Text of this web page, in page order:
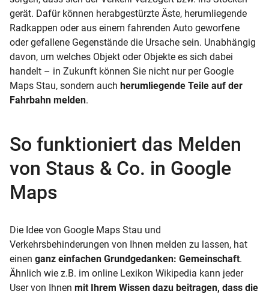
gerät. Dafür können herabgestürzte Äste, herumliegende
Radkappen oder aus einem fahrenden Auto geworfene
oder gefallene Gegenstände die Ursache sein. Unabhängig
davon, um welches Objekt oder Objekte es sich dabei
handelt – in Zukunft können Sie nicht nur per Google
Maps Stau, sondern auch herumliegende Teile auf der
Fahrbahn melden.
So funktioniert das Melden
von Staus & Co. in Google
Maps
Die Idee von Google Maps Stau und
Verkehrsbehinderungen von Ihnen melden zu lassen, hat
einen ganz einfachen Grundgedanken: Gemeinschaft.
Ähnlich wie z.B. im online Lexikon Wikipedia kann jeder
User von Ihnen mit Ihrem Wissen dazu beitragen, dass die